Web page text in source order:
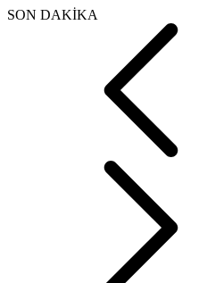
SON DAKİKA